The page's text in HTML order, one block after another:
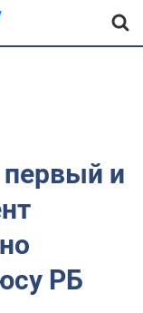
и
РБ